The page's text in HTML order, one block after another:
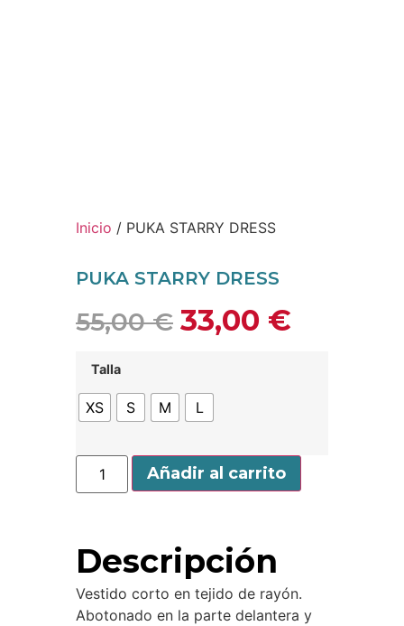
Inicio / PUKA STARRY DRESS
PUKA STARRY DRESS
55,00€ 33,00 €
Talla
XS S M L
Añadir al carrito
Descripción
Vestido corto en tejido de rayón.
Abotonado en la parte delantera y